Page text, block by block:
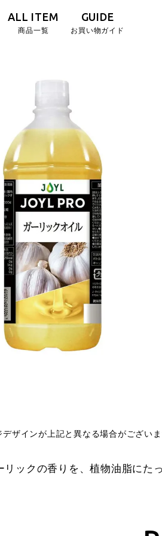
ALL ITEM
商品一覧
GUIDE
お買い物ガイド
ザインが上記と異なる場合がござい
リックの香りを、植物油脂にた